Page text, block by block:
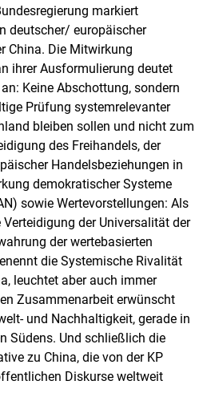
markiert
deutscher/ europäischer
China. Die Mitwirkung
ihrer Ausformulierung deutet
Keine Abschottung, sondern
Prüfung systemrelevanter
bleiben sollen und nicht zum
des Freihandels, der
Handelsbeziehungen in
demokratischer Systeme
sowie Wertevorstellungen: Als
der Universalität der
der wertebasierten
die Systemische Rivalität
leuchtet aber auch immer
Zusammenarbeit erwünscht
und Nachhaltigkeit, gerade in
Südens. Und schließlich die
zu China, die von der KP
Diskurse weltweit